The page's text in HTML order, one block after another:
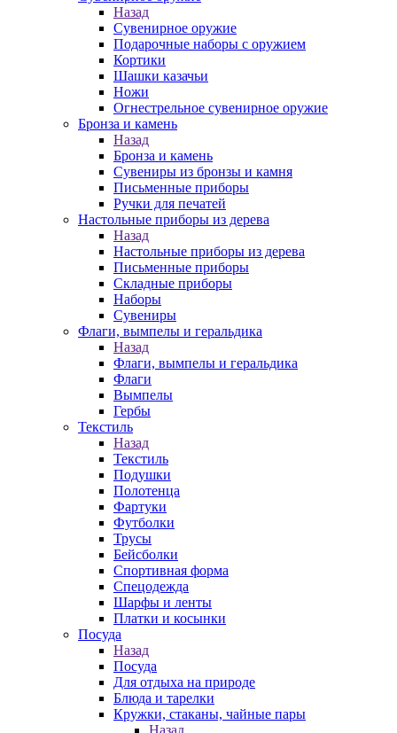
Назад
Сувенирное оружие
Подарочные наборы с оружием
Кортики
Шашки казачьи
Ножи
Огнестрельное сувенирное оружие
Бронза и камень
Назад
Бронза и камень
Сувениры из бронзы и камня
Письменные приборы
Ручки для печатей
Настольные приборы из дерева
Назад
Настольные приборы из дерева
Письменные приборы
Складные приборы
Наборы
Сувениры
Флаги, вымпелы и геральдика
Назад
Флаги, вымпелы и геральдика
Флаги
Вымпелы
Гербы
Текстиль
Назад
Текстиль
Подушки
Полотенца
Фартуки
Футболки
Трусы
Бейсболки
Спортивная форма
Спецодежда
Шарфы и ленты
Платки и косынки
Посуда
Назад
Посуда
Для отдыха на природе
Блюда и тарелки
Кружки, стаканы, чайные пары
Назад